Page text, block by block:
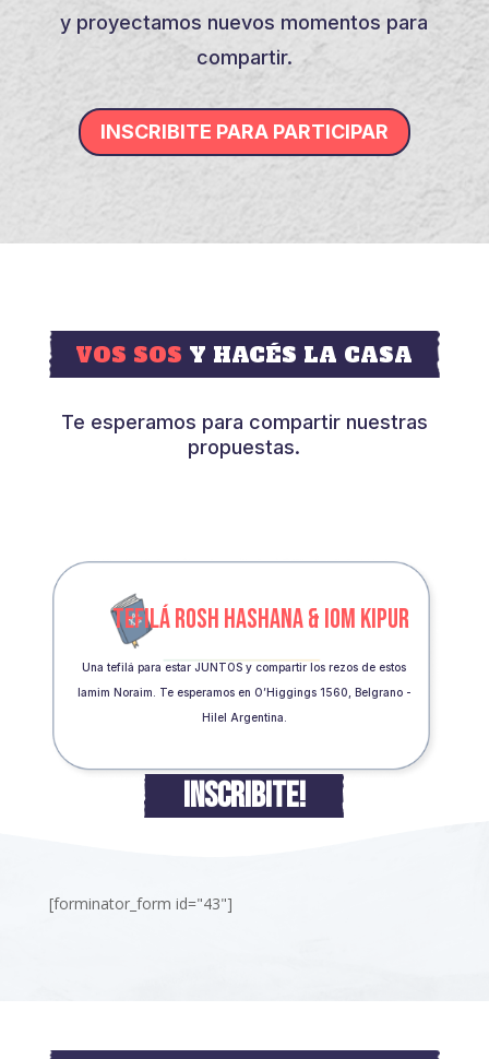
y proyectamos nuevos momentos para
compartir.
INSCRIBITE PARA PARTICIPAR
VOS SOS Y HACÉS LA CASA
Te esperamos para compartir nuestras
propuestas.
TEFILÁ ROSH HASHANA & IOM KIPUR
Una tefilá para estar JUNTOS y compartir los rezos de estos
Iamim Noraim. Te esperamos en O’Higgings 1560, Belgrano -
Hilel Argentina.
INSCRIBITE!
[forminator_form id="43"]